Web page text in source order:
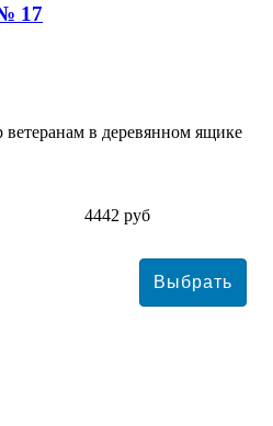
17
в деревянном ящике
4442 руб